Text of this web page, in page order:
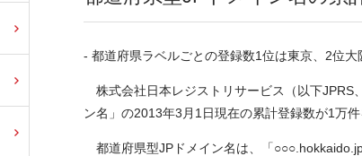
‐ 都道府県ラベルごとの登録数1位は東京、2位大
株式会社日本レジストリサービス（以下JPRS
ン名」の2013年3月1日現在の累計登録数が1万
都道府県型JPドメイン名は、「